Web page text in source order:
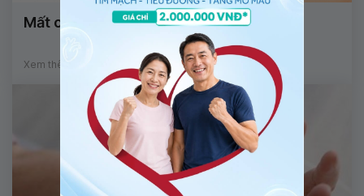
Mất cơ bắp do lão hóa
Xem thêm